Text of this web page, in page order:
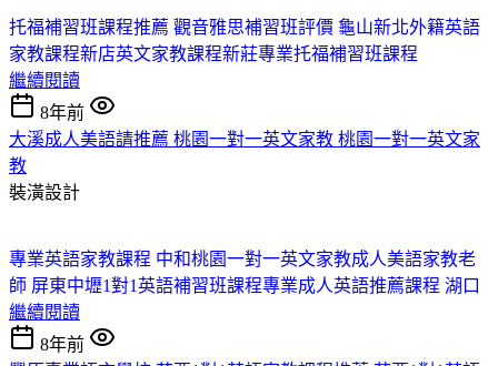
托福補習班課程推薦 觀音雅思補習班評價 龜山新北外籍英語
家教課程新店英文家教課程新莊專業托福補習班課程
繼續閱讀
8年前
大溪成人美語請推薦 桃園一對一英文家教 桃園一對一英文家
教
裝潢設計
專業英語家教課程 中和桃園一對一英文家教成人美語家教老
師 屏東中壢1對1英語補習班課程專業成人英語推薦課程 湖口
繼續閱讀
8年前